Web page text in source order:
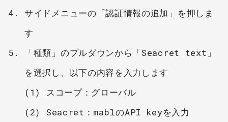
サイドメニューの「認証情報の追加」を押しま
す
「種類」のプルダウンから「Seacret text」
を選択し、以下の内容を入力します
(1) スコープ：グローバル
(2) Seacret：mablのAPI keyを入力